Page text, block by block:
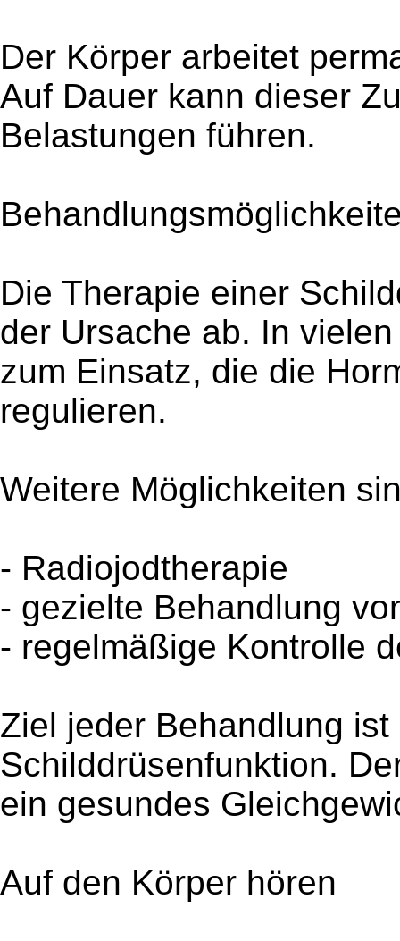
Der Körper arbeitet
Auf Dauer kann dieser
Belastungen führen.
Die Therapie einer
der Ursache ab. In
zum Einsatz, die die
regulieren.
Weitere Möglichkeiten
- Radiojodtherapie
- gezielte Behandlung
- regelmäßige Kontrolle
Ziel jeder Behandlung
Schilddrüsenfunktion.
ein gesundes
Auf den Körper hören